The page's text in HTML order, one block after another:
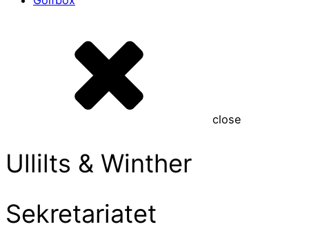
close
Ullilts & Winther
Sekretariatet